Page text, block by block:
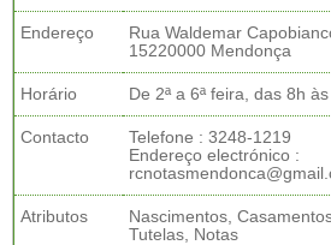
Endereço
Rua Waldemar
15220000 Mendonça
Horário De 2ª a 6ª feira, das 8h
Contacto
Telefone : 3248-1219
Endereço electrónico :
Atributos
Nascimentos,
Tutelas, Notas